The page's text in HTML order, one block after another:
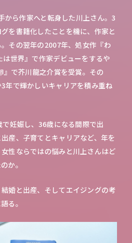
から作家へと転身した川上さん。3
を書籍化したことを機に、作家と
その翌年の2007年、処女作『わ
世界』で作家デビューをするや
で芥川龍之介賞を受賞。その
年で輝かしいキャリアを積み重ね
妊娠し、36歳になる間際で出
産、子育てとキャリアなど、年を
性ならではの悩みと川上さんはど
か。
婚と出産、そしてエイジングの考
る。